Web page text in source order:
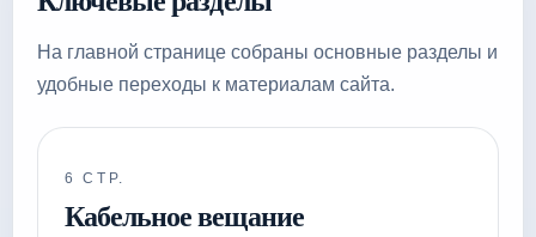
На главной странице собраны основные разделы и
удобные переходы к материалам сайта.
6 СТР.
Кабельное вещание